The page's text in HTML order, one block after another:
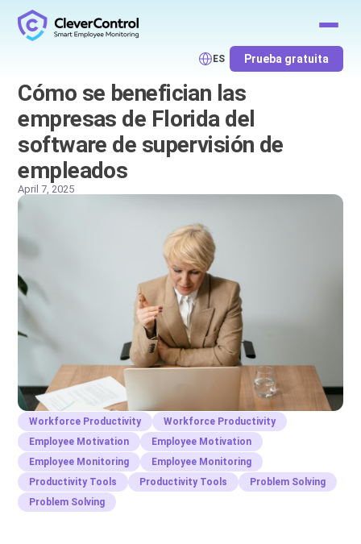
ES Prueba gratuita
Cómo se benefician las
empresas de Florida del
software de supervisión de
empleados
April 7, 2025
Workforce Productivity
Workforce Productivity
Employee Motivation
Employee Motivation
Employee Monitoring
Employee Monitoring
Productivity Tools
Productivity Tools
Problem Solving
Problem Solving